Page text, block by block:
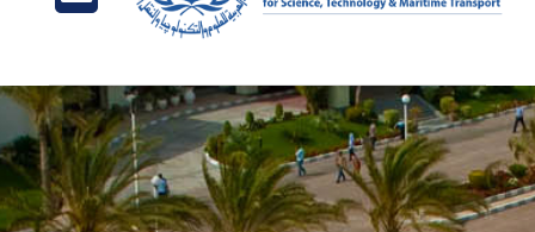
البحري
القبول